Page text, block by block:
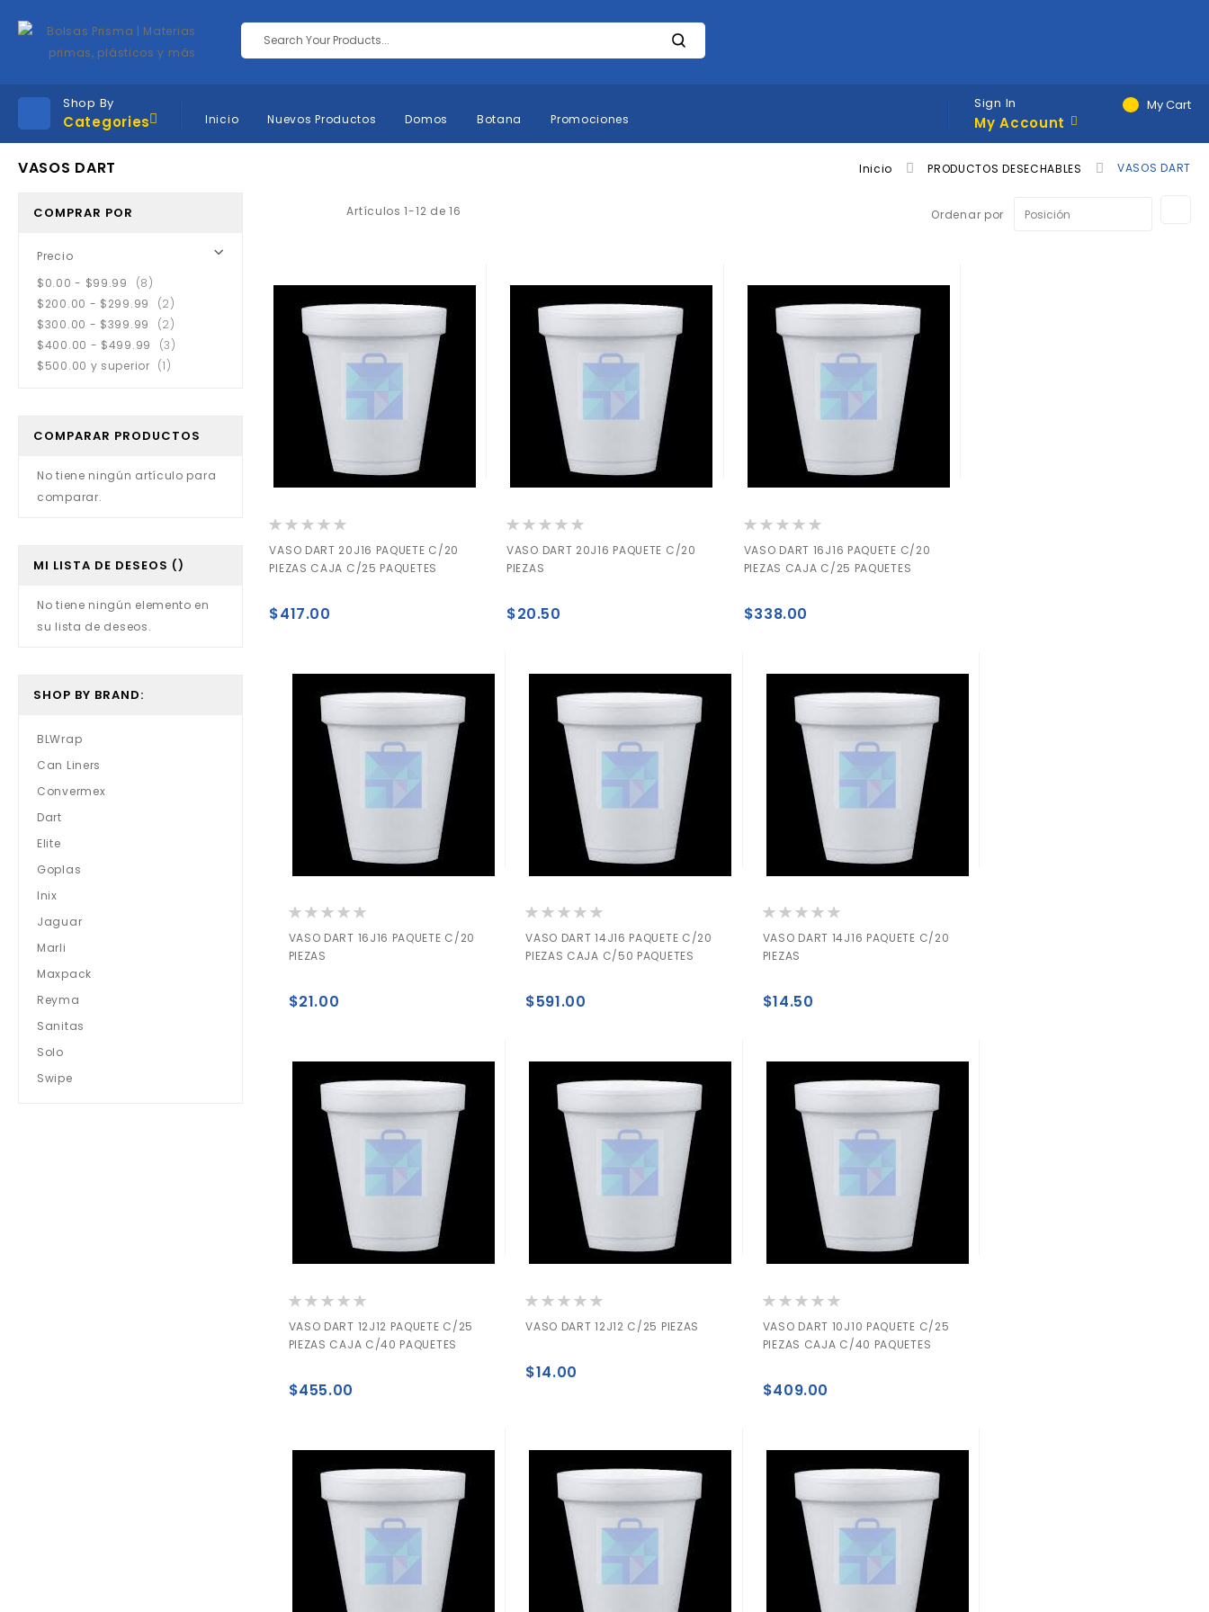
Buscar
Shop By
Categories Inicio Nuevos Productos Domos Botana Promociones
My Cart
Sign In
My Account
VASOS DART Inicio PRODUCTOS DESECHABLES VASOS DART
Artículos1-12 de16 Ordenar por
Valoración:
VASO DART 20J16 PAQUETE C/20
PIEZAS CAJA C/25 PAQUETES
$417.00
Valoración:
VASO DART 20J16 PAQUETE C/20
PIEZAS
$20.50
Valoración:
VASO DART 16J16 PAQUETE C/20
PIEZAS CAJA C/25 PAQUETES
$338.00
Valoración:
VASO DART 16J16 PAQUETE C/20
PIEZAS
$21.00
Valoración:
VASO DART 14J16 PAQUETE C/20
PIEZAS CAJA C/50 PAQUETES
$591.00
Valoración:
VASO DART 14J16 PAQUETE C/20
PIEZAS
$14.50
Valoración:
VASO DART 12J12 PAQUETE C/25
PIEZAS CAJA C/40 PAQUETES
$455.00
Valoración:
VASO DART 12J12 C/25 PIEZAS
$14.00
Valoración:
VASO DART 10J10 PAQUETE C/25
PIEZAS CAJA C/40 PAQUETES
$409.00
COMPRAR POR
Precio
$0.00 - $99.99 8artículos
$200.00 - $299.99 2artículos
$300.00 - $399.99 2artículos
$400.00 - $499.99 3artículos
$500.00 y superior 1artículo
COMPARAR PRODUCTOS
No tiene ningún artículo para
comparar.
MI LISTA DE DESEOS
No tiene ningún elemento en
su lista de deseos.
SHOP BY BRAND:
BLWrap
Can Liners
Convermex
Dart
Elite
Goplas
Inix
Jaguar
Marli
Maxpack
Reyma
Sanitas
Solo
Swipe